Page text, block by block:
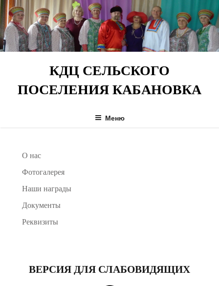
Перейти
к
содержимому
КДЦ СЕЛЬСКОГО
ПОСЕЛЕНИЯ КАБАНОВКА
Меню
О нас
Фотогалерея
Наши награды
Документы
Реквизиты
ВЕРСИЯ ДЛЯ СЛАБОВИДЯЩИХ